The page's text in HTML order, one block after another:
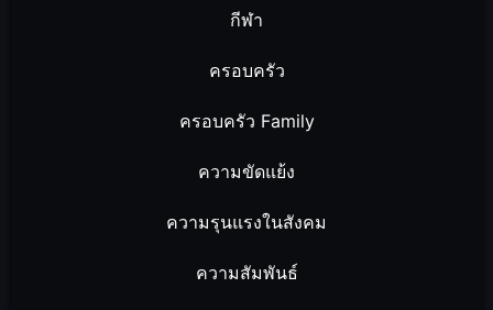
กีฬา
ครอบครัว
ครอบครัว Family
ความขัดแย้ง
ความรุนแรงในสังคม
ความสัมพันธ์